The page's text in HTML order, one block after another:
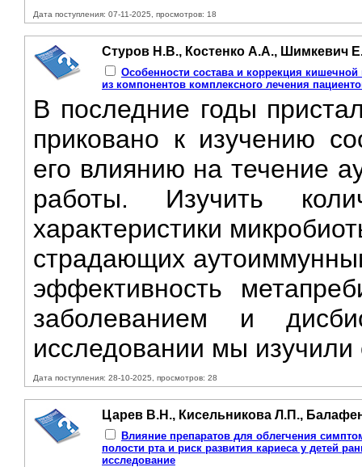
Дата поступления: 07-11-2025, просмотров: 18
Стуров Н.В., Костенко А.А., Шимкевич
Особенности состава и коррекция
из компонентов комплексного лечения
B последние годы
приковано к изучению
его влиянию на течение
работы. Изучить
характеристики
страдающих
эффективность
заболеванием и
исследовании мы
Дата поступления: 28-10-2025, просмотров: 28
Царев В.Н., Кисельникова Л.П.,
Влияние препаратов для облегчения
полости рта и риск развития кариеса у детей
исследование